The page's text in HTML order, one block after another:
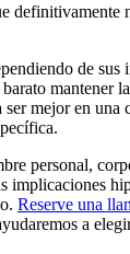
definitivamente
de sus
mantener
mejor en una
personal,
implicaciones
Reserve una
a